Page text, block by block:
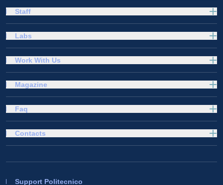
Staff
Labs
Work With Us
Magazine
Faq
Support Politecnico
Contacts